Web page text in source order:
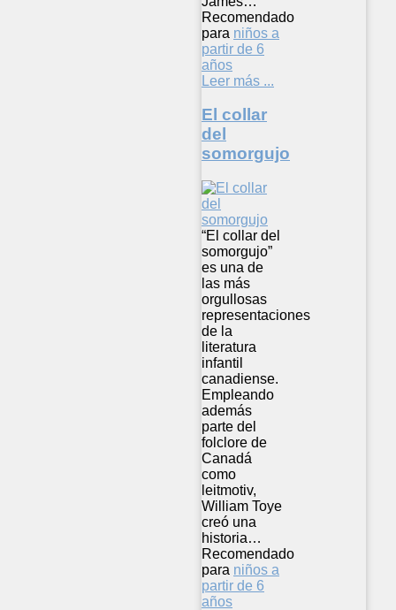
Recomendado
para niños a
partir de 6
años
Leer más ...
El collar
del
somorgujo
“El collar del
somorgujo”
es una de
las más
orgullosas
representaciones
de la
literatura
infantil
canadiense.
Empleando
además
parte del
folclore de
Canadá
como
leitmotiv,
William Toye
creó una
historia…
Recomendado
para niños a
partir de 6
años